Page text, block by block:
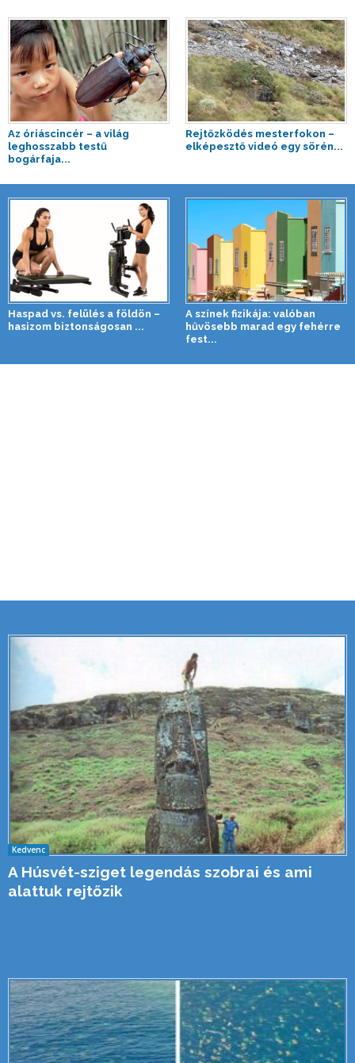
Az óriáscincér – a világ
leghosszabb testű
bogárfaja...
Rejtőzködés mesterfokon –
elképesztő videó egy sörén...
Haspad vs. felülés a földön –
hasizom biztonságosan ...
A színek fizikája: valóban
hűvösebb marad egy fehérre
fest...
Kedvenc
A Húsvét-sziget legendás szobrai és ami
alattuk rejtőzik